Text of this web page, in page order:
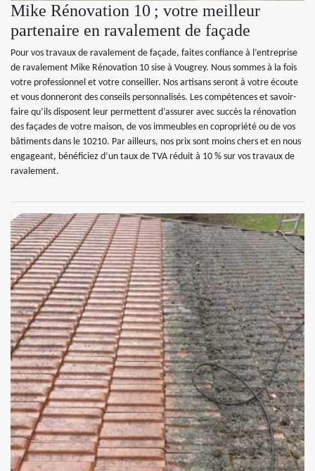
Mike Rénovation 10 ; votre meilleur
partenaire en ravalement de façade
Pour vos travaux de ravalement de façade, faites confiance à l’entreprise
de ravalement Mike Rénovation 10 sise à Vougrey. Nous sommes à la fois
votre professionnel et votre conseiller. Nos artisans seront à votre écoute
et vous donneront des conseils personnalisés. Les compétences et savoir-
faire qu’ils disposent leur permettent d’assurer avec succès la rénovation
des façades de votre maison, de vos immeubles en copropriété ou de vos
bâtiments dans le 10210. Par ailleurs, nos prix sont moins chers et en nous
engageant, bénéficiez d’un taux de TVA réduit à 10 % sur vos travaux de
ravalement.